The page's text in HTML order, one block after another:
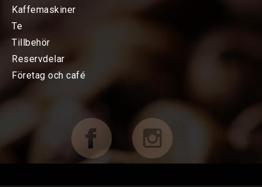
KAFFEMASKINER
Baristatillbehör
Choklad mm
Böcker & Kort
Kaffemaskiner
Te
Tillbehör
Reservdelar
Företag och café